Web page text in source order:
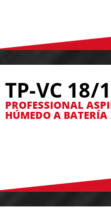
TP-VC 18/
PROFESSIONAL
HÚMEDO A BATERÍA